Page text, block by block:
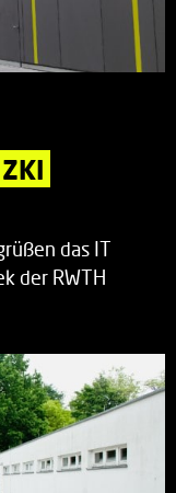
das IT
der RWTH